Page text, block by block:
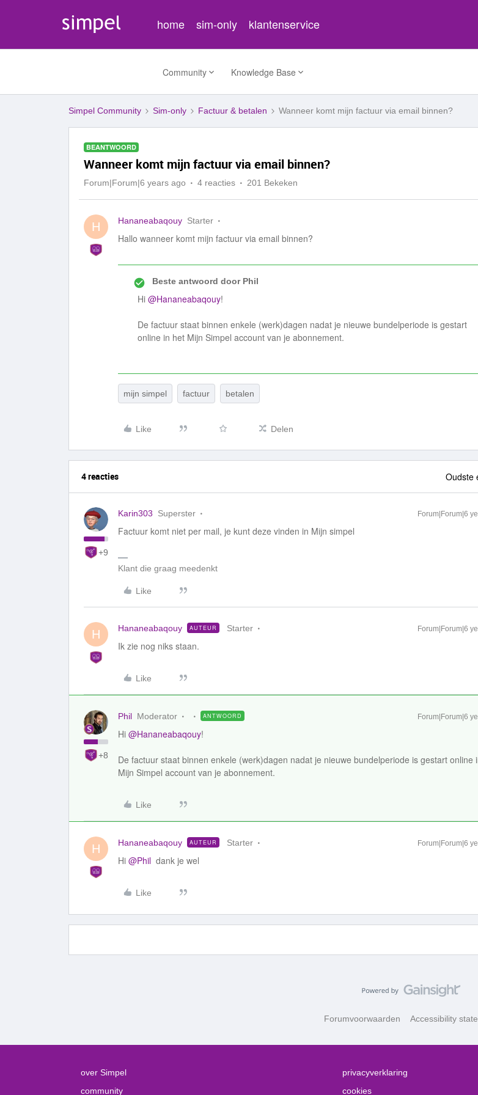
home sim-only klantenservice
Community Knowledge Base
Simpel Community Sim-only Factuur & betalen Wanneer komt mijn factuur via email binnen?
BEANTWOORD
Wanneer komt mijn factuur via email binnen?
Forum|Forum|6 years ago 4 reacties 201 Bekeken
H Hananeabaqouy Starter
Hallo wanneer komt mijn factuur via email binnen?
Beste antwoord doorPhil
Hi @Hananeabaqouy!
De factuur staat binnen enkele (werk)dagen nadat je nieuwe bundelperiode is gestart
online in het Mijn Simpel account van je abonnement.
mijn simpel factuur betalen
Like Delen
4 reacties Oudste
+9
Karin303 Superster Forum|Forum|6
Factuur komt niet per mail, je kunt deze vinden in Mijn simpel
Klant die graag meedenkt
Like
H Hananeabaqouy AUTEUR Starter Forum|Forum|6
Ik zie nog niks staan.
Like
+8
Phil Moderator ANTWOORD Forum|Forum|6
Hi @Hananeabaqouy!
De factuur staat binnen enkele (werk)dagen nadat je nieuwe bundelperiode is gestart online
Mijn Simpel account van je abonnement.
Like
H Hananeabaqouy AUTEUR Starter Forum|Forum|6
Hi @Phil dank je wel
Like
Forumvoorwaarden Accessibility
over Simpel
community
privacyverklaring
cookies